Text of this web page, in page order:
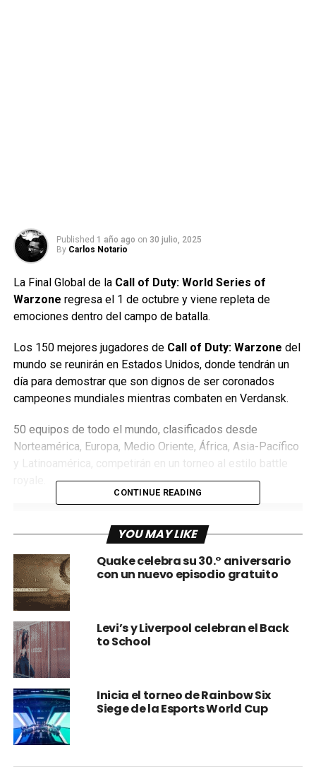
Published 1 año ago on 30 julio, 2025
By Carlos Notario
La Final Global de la Call of Duty: World Series of
Warzone regresa el 1 de octubre y viene repleta de
emociones dentro del campo de batalla.
Los 150 mejores jugadores deCall of Duty: Warzone del
mundo se reunirán en Estados Unidos, donde tendrán un
día para demostrar que son dignos de ser coronados
campeones mundiales mientras combaten en Verdansk.
50 equipos de todo el mundo, clasificados desde
Norteamérica, Europa, Medio Oriente, África, Asia-Pacífico
y Latinoamérica, competirán en un torneo al estilo battle
Cada equipo, compuesto por tres jugadores, luchará por
una parte del premio acumulado de 1 millón de dólares.
El evento de un día, exclusivo para transmisión, invita a los
fanáticos a unirse a la acción y seguir las competiciones
CONTINUE READING
YOU MAY LIKE
Quake celebra su 30.° aniversario
con un nuevo episodio gratuito
Levi’s y Liverpool celebran el Back
to School
Inicia el torneo de Rainbow Six
Siege de la Esports World Cup